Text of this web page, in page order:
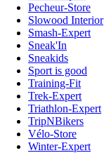
Pecheur-Store
Slowood Interior
Smash-Expert
Sneak'In
Sneakids
Sport is good
Training-Fit
Trek-Expert
Triathlon-Expert
TripNBikers
Vélo-Store
Winter-Expert